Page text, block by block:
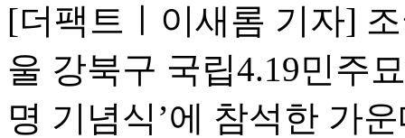
[더팩트ㅣ이새롬 기자]
울 강북구 국립4.19민주
명 기념식’에 참석한 가